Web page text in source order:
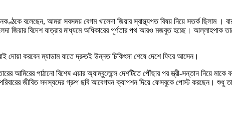
বলেছেন, আমরা সবসময় বেগম খালেদা জিয়ার স্বাস্থ্যগত বিষয় নিয়ে সতর্ক ছিলাম ।
জিয়ার বিদেশ যাত্রার মাধ্যমে অধিকারের পূর্ণতার পথ আরও মজবুত হচ্ছে। আল্লাহপাক
দোয়া করবেন ম্যাডাম যাতে দ্রুতই উন্নত চিকিৎসা শেষে দেশে ফিরে আসেন।
আমিরের পাঠানো বিশেষ এয়ার অ্যাম্বুলেন্সে দেশটিতে পৌঁছার পর স্ত্রী-সন্তান নিয়ে
জীবিত সদস্যদের গ্রুপ ছবি আবেগঘন ক্যাপশন দিয়ে ফেসবুকে পোস্ট করছেন।